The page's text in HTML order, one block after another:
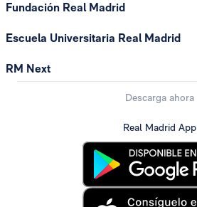
Fundación Real Madrid
Escuela Universitaria Real Madrid
RM Next
Descarga ahora
Real Madrid App